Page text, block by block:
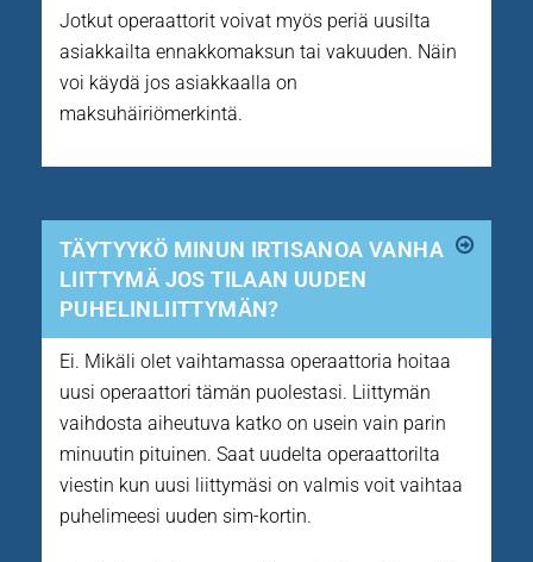
Jotkut operaattorit voivat myös periä uusilta
asiakkailta ennakkomaksun tai vakuuden. Näin
voi käydä jos asiakkaalla on
maksuhäiriömerkintä.
TÄYTYYKÖ MINUN IRTISANOA VANHA
LIITTYMÄ JOS TILAAN UUDEN
PUHELINLIITTYMÄN?
Ei. Mikäli olet vaihtamassa operaattoria hoitaa
uusi operaattori tämän puolestasi. Liittymän
vaihdosta aiheutuva katko on usein vain parin
minuutin pituinen. Saat uudelta operaattorilta
viestin kun uusi liittymäsi on valmis voit vaihtaa
puhelimeesi uuden sim-kortin.